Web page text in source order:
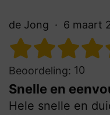
de Jong 6 maart
Beoordeling: 10
Snelle en
Hele snelle en